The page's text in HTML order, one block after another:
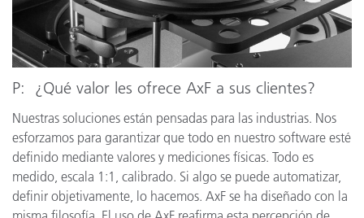
P: ¿Qué valor les ofrece AxF a sus clientes?
Nuestras soluciones están pensadas para las industrias. Nos
esforzamos para garantizar que todo en nuestro software esté
definido mediante valores y mediciones físicas. Todo es
medido, escala 1:1, calibrado. Si algo se puede automatizar,
definir objetivamente, lo hacemos. AxF se ha diseñado con la